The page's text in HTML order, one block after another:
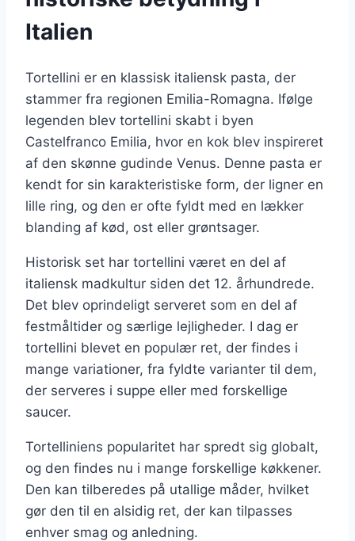
Italien
Tortellini er en klassisk italiensk pasta, der
stammer fra regionen Emilia-Romagna. Ifølge
legenden blev tortellini skabt i byen
Castelfranco Emilia, hvor en kok blev inspireret
af den skønne gudinde Venus. Denne pasta er
kendt for sin karakteristiske form, der ligner en
lille ring, og den er ofte fyldt med en lækker
blanding af kød, ost eller grøntsager.
Historisk set har tortellini været en del af
italiensk madkultur siden det 12. århundrede.
Det blev oprindeligt serveret som en del af
festmåltider og særlige lejligheder. I dag er
tortellini blevet en populær ret, der findes i
mange variationer, fra fyldte varianter til dem,
der serveres i suppe eller med forskellige
saucer.
Tortelliniens popularitet har spredt sig globalt,
og den findes nu i mange forskellige køkkener.
Den kan tilberedes på utallige måder, hvilket
gør den til en alsidig ret, der kan tilpasses
enhver smag og anledning.